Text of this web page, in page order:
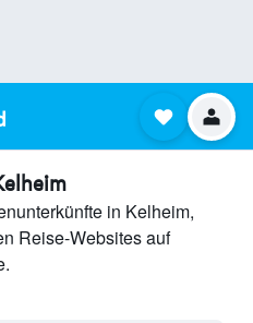
in Kelheim,
Reise-Websites auf